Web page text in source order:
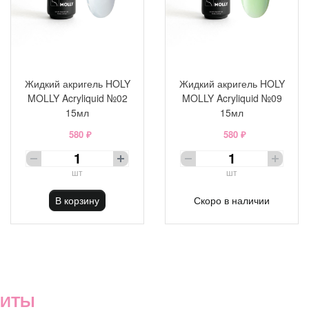
Жидкий акригель HOLY
MOLLY Acryliquid №02
15мл
580 ₽
шт
В корзину
Жидкий акригель HOLY
MOLLY Acryliquid №09
15мл
580 ₽
шт
Скоро в наличии